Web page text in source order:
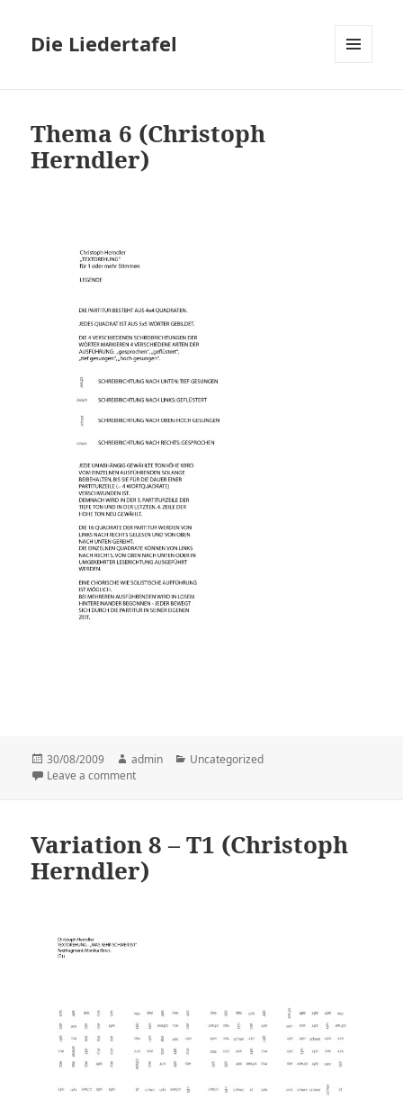
Die Liedertafel
Thema 6 (Christoph
Herndler)
Posted
on
30/08/2009 Author
admin Categories
Uncategorized
Leave a comment
Variation 8 – T1 (Christoph
Herndler)